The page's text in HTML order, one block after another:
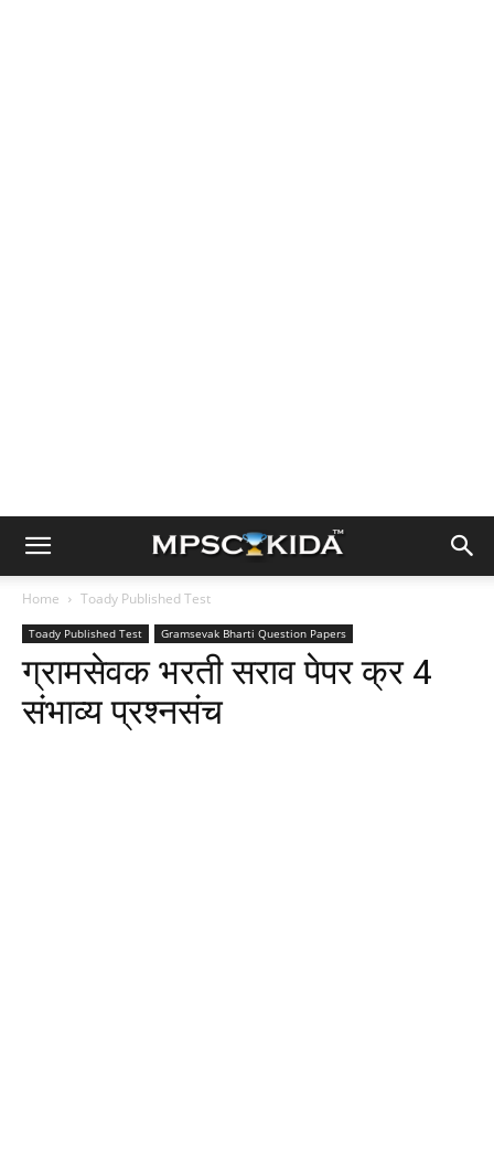
Home Toady Published Test
Toady Published Test Gramsevak Bharti Question Papers
ग्रामसेवक भरती सराव पेपर क्र 4
संभाव्य प्रश्नसंच